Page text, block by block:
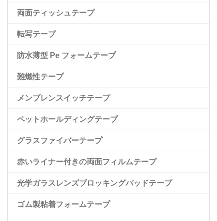
Amk 高接着アクリルフォームテープ
両面透明PETフィルムテープ
両面ブラックペットテープ
両面ペットテープ、レッドモップライナー付き
両面ティッシュテープ
転写テープ
防水薄型 Pe フォームテープ
難燃性テープ
メンブレンスイッチテープ
ペットホールディングテープ
グラスファイバーテープ
赤いライナー付きの両面フィルムテープ
光学ガラスレンズブロッキングパッドテープ
ゴム製粘着フォームテープ